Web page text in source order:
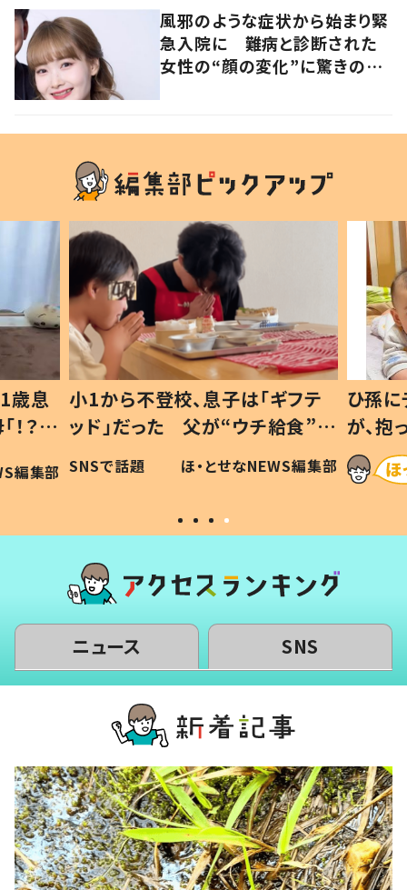
聞いた
風邪のような症状から始まり緊
急入院に 難病と診断された
女性の“顔の変化”に驚きの
歳息
？」
編集部
小1から不登校、息子は「ギフテ
ッド」だった 父が“ウチ給食”を
作り続ける理由とは #令和の親
#令和の子
SNSで話題 ほ・とせなNEWS編集部
ひ孫
が、
「涙が
い」
ニュース SNS